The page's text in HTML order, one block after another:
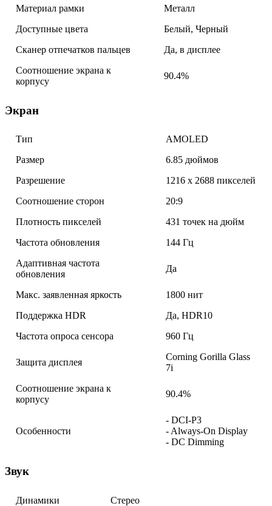
Материал рамки
Металл
Доступные цвета
Белый, Черный
Сканер отпечатков пальцев
Да, в дисплее
Соотношение экрана к
корпусу
90.4%
Экран
Тип
AMOLED
Размер
6.85 дюймов
Разрешение
1216 x 2688 пикселей
Соотношение сторон
20:9
Плотность пикселей
431 точек на дюйм
Частота обновления
144 Гц
Адаптивная частота
обновления
Да
Макс. заявленная яркость
1800 нит
Поддержка HDR
Да, HDR10
Частота опроса сенсора
960 Гц
Защита дисплея
Corning Gorilla Glass
7i
Соотношение экрана к
корпусу
90.4%
Особенности
- DCI-P3
- Always-On Display
- DC Dimming
Звук
Динамики
Стерео